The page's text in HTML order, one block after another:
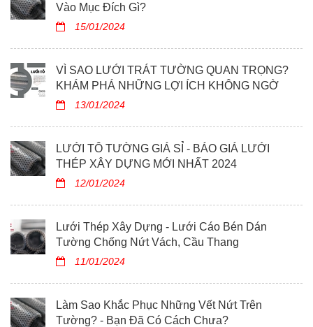
Vào Mục Đích Gì?
15/01/2024
VÌ SAO LƯỚI TRÁT TƯỜNG QUAN TRỌNG?
KHÁM PHÁ NHỮNG LỢI ÍCH KHÔNG NGỜ
13/01/2024
LƯỚI TÔ TƯỜNG GIÁ SỈ - BÁO GIÁ LƯỚI
THÉP XÂY DỰNG MỚI NHẤT 2024
12/01/2024
Lưới Thép Xây Dựng - Lưới Cáo Bén Dán
Tường Chống Nứt Vách, Cầu Thang
11/01/2024
Làm Sao Khắc Phục Những Vết Nứt Trên
Tường? - Bạn Đã Có Cách Chưa?